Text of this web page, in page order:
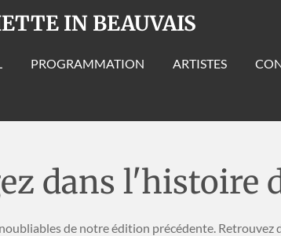
IN BEAUVAIS
PROGRAMMATION ARTISTES
dans l'histoire
de notre édition précédente.